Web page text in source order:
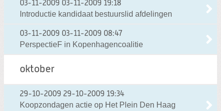
03-11-2009 03-11-2009 19:18
Introductie kandidaat bestuurslid afdelingen
03-11-2009 03-11-2009 08:47
PerspectieF in Kopenhagencoalitie
oktober
29-10-2009 29-10-2009 19:34
Koopzondagen actie op Het Plein Den Haag